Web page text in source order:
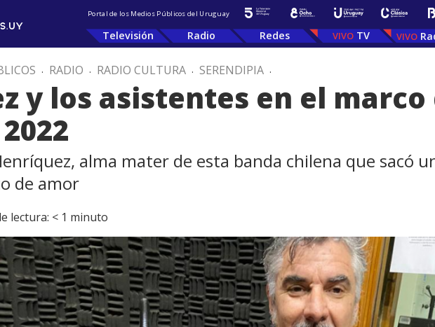
Portal de los Medios Públicos del Uruguay
Televisión Radio Redes TV
. RADIO . RADIO CULTURA . SERENDIPIA .
y los asistentes en el
alma mater de esta banda chilena que sacó
de amor
lectura: < 1 minuto